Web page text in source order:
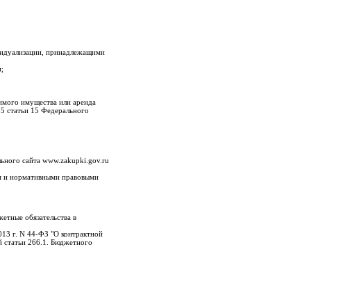
принадлежащими
имущества или аренда
статьи 15 Федерального
сайта www.zakupki.gov.ru
и нормативными правовыми
обязательства в
г. N 44-ФЗ "О контрактной
статьи 266.1. Бюджетного